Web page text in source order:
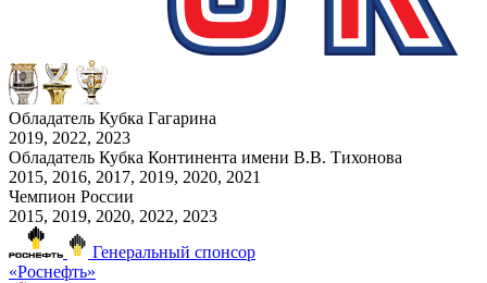
Обладатель Кубка Гагарина
2019, 2022, 2023
Обладатель Кубка Континента имени В.В. Тихонова
2015, 2016, 2017, 2019, 2020, 2021
Чемпион России
2015, 2019, 2020, 2022, 2023
Генеральный спонсор
«Роснефть»